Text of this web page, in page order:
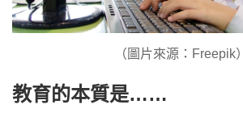
（圖片來源：Freepik）
教育的本質是……